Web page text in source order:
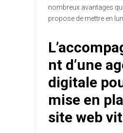
nombreux avantages
propose de mettre en
nt d’une
digitale
mise en
site web